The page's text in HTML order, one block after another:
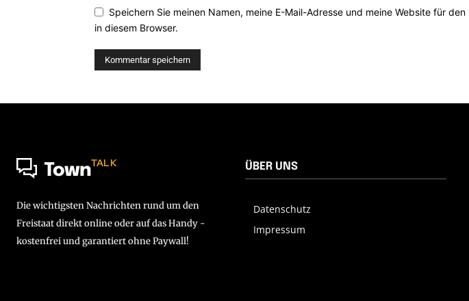
Speichern Sie meinen Namen, meine E-Mail-Adresse und meine Website für
in diesem Browser.
TownTALK
Die wichtigsten Nachrichten rund um den
Freistaat direkt online oder auf das Handy -
kostenfrei und garantiert ohne Paywall!
ÜBER UNS
Datenschutz
Impressum